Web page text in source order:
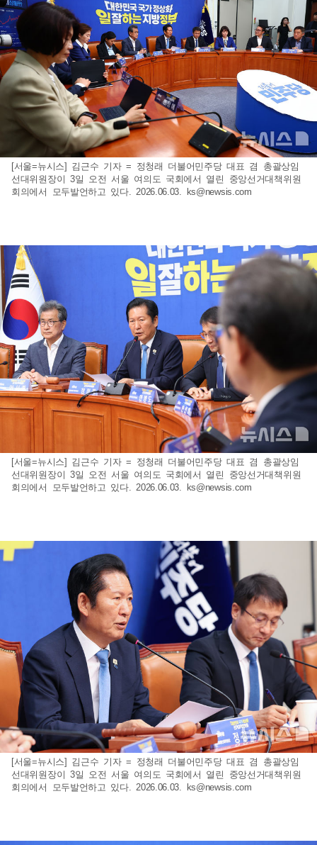
[서울=뉴시스] 김근수 기자 = 정청래 더불어민주당 대표 겸 총괄상임
선대위원장이 3일 오전 서울 여의도 국회에서 열린 중앙선거대책위원
회의에서 모두발언하고 있다. 2026.06.03.
ks@newsis.com
[서울=뉴시스] 김근수 기자 = 정청래 더불어민주당 대표 겸 총괄상임
선대위원장이 3일 오전 서울 여의도 국회에서 열린 중앙선거대책위원
회의에서 모두발언하고 있다. 2026.06.03.
ks@newsis.com
[서울=뉴시스] 김근수 기자 = 정청래 더불어민주당 대표 겸 총괄상임
선대위원장이 3일 오전 서울 여의도 국회에서 열린 중앙선거대책위원
회의에서 모두발언하고 있다. 2026.06.03. ks@newsis.com